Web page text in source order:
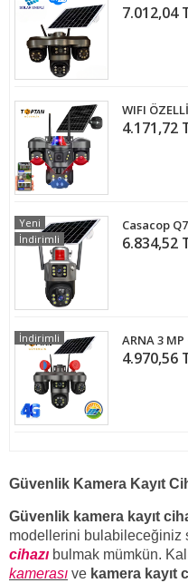
7.012,04
4.171,72
6.834,52
Yeni
İndirimli
4.970,56
İndirimli
Güvenlik Kamera Kayıt
Güvenlik kamera kayıt
modellerini bulabileceğiniz
cihazı bulmak mümkün.
kamerası ve kamera kayıt